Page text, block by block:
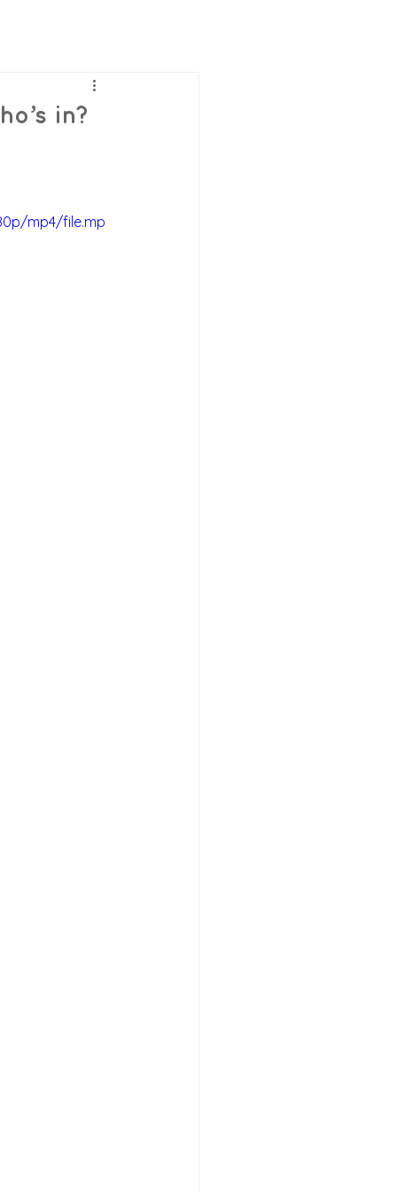
in?
mp4/file.mp